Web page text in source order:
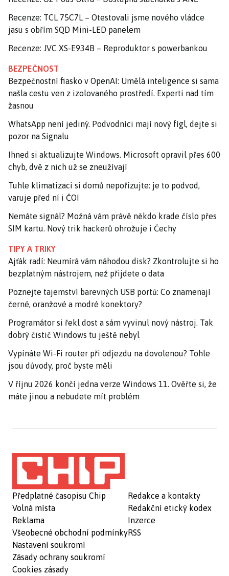
Recenze: TCL 75C7L – Otestovali jsme nového vládce
jasu s obřím SQD Mini-LED panelem
Recenze: JVC XS-E934B – Reproduktor s powerbankou
BEZPEČNOST
Bezpečnostní fiasko v OpenAI: Umělá inteligence si sama
našla cestu ven z izolovaného prostředí. Experti nad tím
žasnou
WhatsApp není jediný. Podvodníci mají nový fígl, dejte si
pozor na Signalu
Ihned si aktualizujte Windows. Microsoft opravil přes 600
chyb, dvě z nich už se zneužívají
Tuhle klimatizaci si domů nepořizujte: je to podvod,
varuje před ní i ČOI
Nemáte signál? Možná vám právě někdo krade číslo přes
SIM kartu. Nový trik hackerů ohrožuje i Čechy
TIPY A TRIKY
Ajťák radí: Neumírá vám náhodou disk? Zkontrolujte si ho
bezplatným nástrojem, než přijdete o data
Poznejte tajemství barevných USB portů: Co znamenají
černé, oranžové a modré konektory?
Programátor si řekl dost a sám vyvinul nový nástroj. Tak
dobrý čistič Windows tu ještě nebyl
Vypínáte Wi-Fi router při odjezdu na dovolenou? Tohle
jsou důvody, proč byste měli
V říjnu 2026 končí jedna verze Windows 11. Ověřte si, že
máte jinou a nebudete mít problém
Předplatné časopisu Chip
Volná místa
Reklama
Všeobecné obchodní podmínky
Nastavení soukromí
Zásady ochrany soukromí
Cookies zásady
Redakce a kontakty
Redakční etický kodex
Inzerce
RSS